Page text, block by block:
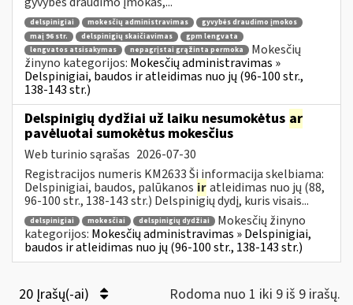
delspinigiai mokesčių administravimas
gyvybės draudimo įmokos
maį 96 str.
delspinigių skaičiavimas
gpm lengvata
lengvatos atsisakymas
nepagrįstai grąžinta permoka
Mokesčių
žinyno kategorijos: Mokesčių administravimas »
Delspinigiai, baudos ir atleidimas nuo jų (96-100 str.,
138-143 str.)
Delspinigių dydžiai už laiku nesumokėtus ar
pavėluotai sumokėtus mokesčius
Web turinio sąrašas 2026-07-30
Registracijos numeris KM2633 Ši informacija skelbiama:
Delspinigiai, baudos, palūkanos iratleidimas nuo jų (88,
96-100 str., 138-143 str.) Delspinigių dydį, kuris visais...
delspinigiai mokesčiai delspinigių dydžiai
Mokesčių žinyno
kategorijos: Mokesčių administravimas » Delspinigiai,
baudos ir atleidimas nuo jų (96-100 str., 138-143 str.)
20 Įrašų(-ai) Rodoma nuo 1 iki 9 iš 9 irašų.